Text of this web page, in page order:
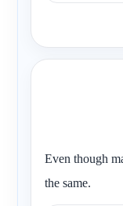
Even though
the same.